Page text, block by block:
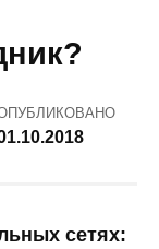
сетях: